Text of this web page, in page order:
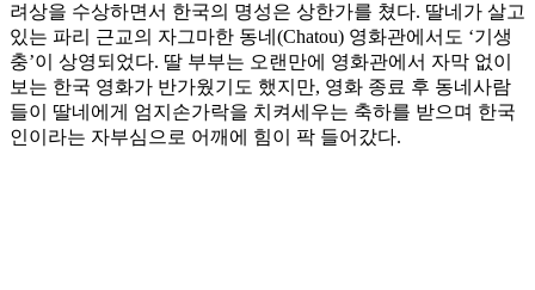
려상을 수상하면서 한국의 명성은 상한가를 쳤다. 딸네가 살고
있는 파리 근교의 자그마한 동네(Chatou) 영화관에서도 ‘기생
충’이 상영되었다. 딸 부부는 오랜만에 영화관에서 자막 없이
보는 한국 영화가 반가웠기도 했지만, 영화 종료 후 동네사람
들이 딸네에게 엄지손가락을 치켜세우는 축하를 받으며 한국
인이라는 자부심으로 어깨에 힘이 팍 들어갔다.